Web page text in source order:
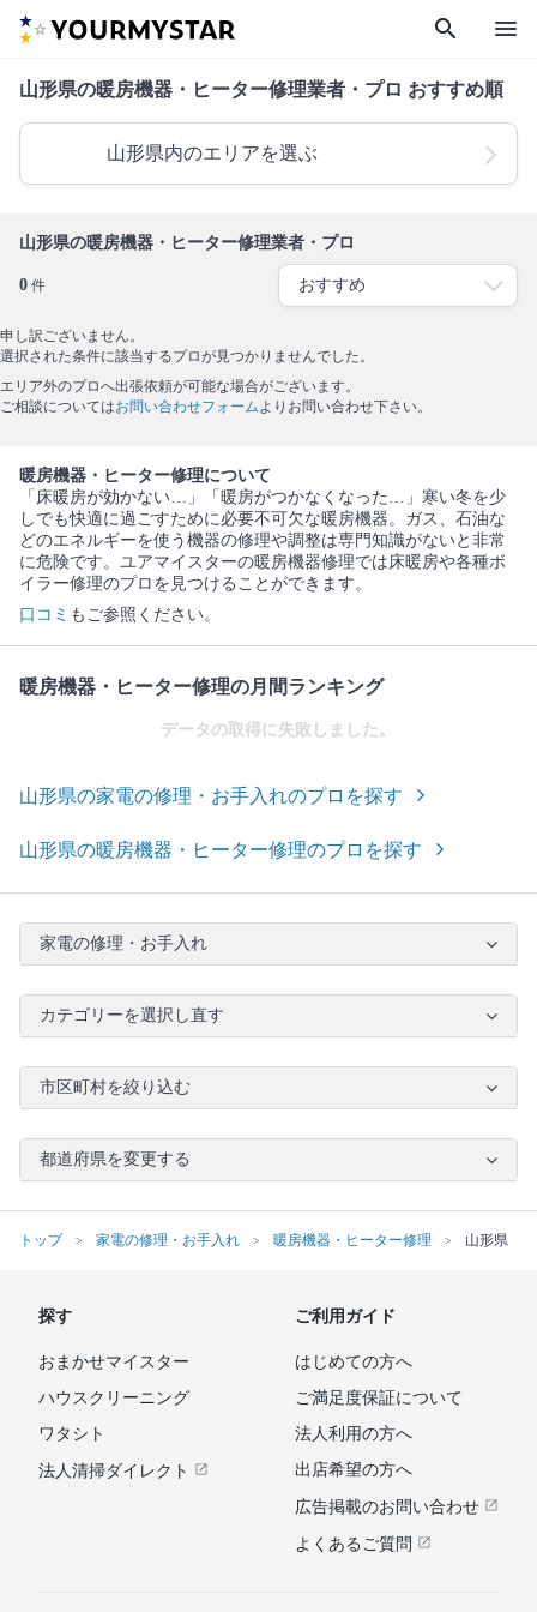
search menu
山形県の暖房機器・ヒーター修理業者・プロ おすすめ順
山形県内のエリアを選ぶ
山形県の暖房機器・ヒーター修理業者・プロ
0 件
申し訳ございません。
選択された条件に該当するプロが見つかりませんでした。
エリア外のプロへ出張依頼が可能な場合がございます。
ご相談についてはお問い合わせフォームよりお問い合わせ下さい。
暖房機器・ヒーター修理について
「床暖房が効かない…」「暖房がつかなくなった…」寒い冬を少
しでも快適に過ごすために必要不可欠な暖房機器。ガス、石油な
どのエネルギーを使う機器の修理や調整は専門知識がないと非常
に危険です。ユアマイスターの暖房機器修理では床暖房や各種ボ
イラー修理のプロを見つけることができます。
口コミ もご参照ください。
暖房機器・ヒーター修理の月間ランキング
データの取得に失敗しました。
山形県の家電の修理・お手入れのプロを探す
山形県の暖房機器・ヒーター修理のプロを探す
家電の修理・お手入れ
カテゴリーを選択し直す
市区町村を絞り込む
都道府県を変更する
トップ 家電の修理・お手入れ 暖房機器・ヒーター修理 山形県
探す
おまかせマイスター
ハウスクリーニング
ワタシト
法人清掃ダイレクト
ご利用ガイド
はじめての方へ
ご満足度保証について
法人利用の方へ
出店希望の方へ
広告掲載のお問い合わせ
よくあるご質問